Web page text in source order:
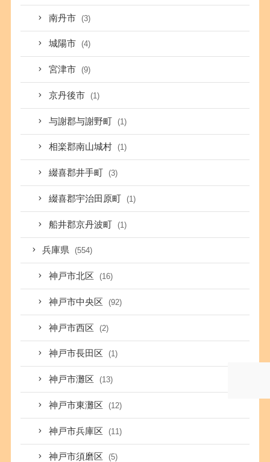
南丹市 (3)
城陽市 (4)
宮津市 (9)
京丹後市 (1)
与謝郡与謝野町 (1)
相楽郡南山城村 (1)
綴喜郡井手町 (3)
綴喜郡宇治田原町 (1)
船井郡京丹波町 (1)
兵庫県 (554)
神戸市北区 (16)
神戸市中央区 (92)
神戸市西区 (2)
神戸市長田区 (1)
神戸市灘区 (13)
神戸市東灘区 (12)
神戸市兵庫区 (11)
神戸市須磨区 (5)